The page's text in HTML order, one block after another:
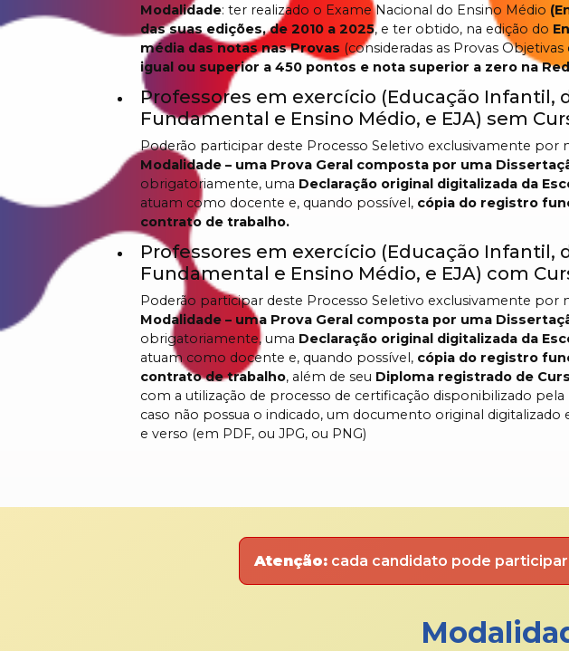
Modalidade: ter realizado o Exame Nacional do Ensino Médio
das suas edições, de 2010 a 2025, e ter obtido, na edição do
média das notas nas Provas (consideradas as Provas Objetivas
igual ou superior a 450 pontos e nota superior a zero na
Professores em exercício (Educação Infantil,
Fundamental e Ensino Médio, e EJA) sem
Poderão participar deste Processo Seletivo exclusivamente por
Modalidade – uma Prova Geral composta por uma
obrigatoriamente, uma Declaração original digitalizada da
atuam como docente e, quando possível, cópia do registro
contrato de trabalho.
Professores em exercício (Educação Infantil,
Fundamental e Ensino Médio, e EJA) com
Poderão participar deste Processo Seletivo exclusivamente por
Modalidade – uma Prova Geral composta por uma
obrigatoriamente, uma Declaração original digitalizada da
atuam como docente e, quando possível, cópia do registro
contrato de trabalho, além de seu Diploma registrado de
com a utilização de processo de certificação disponibilizado pela
caso não possua o indicado, um documento original digitalizado
e verso (em PDF, ou JPG, ou PNG)
Atenção:cada candidato pode